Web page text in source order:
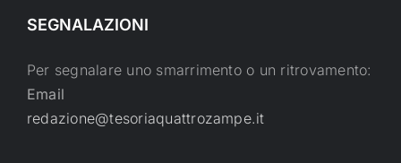
SEGNALAZIONI
Per segnalare uno smarrimento o un ritrovamento:
Email
redazione@tesoriaquattrozampe.it